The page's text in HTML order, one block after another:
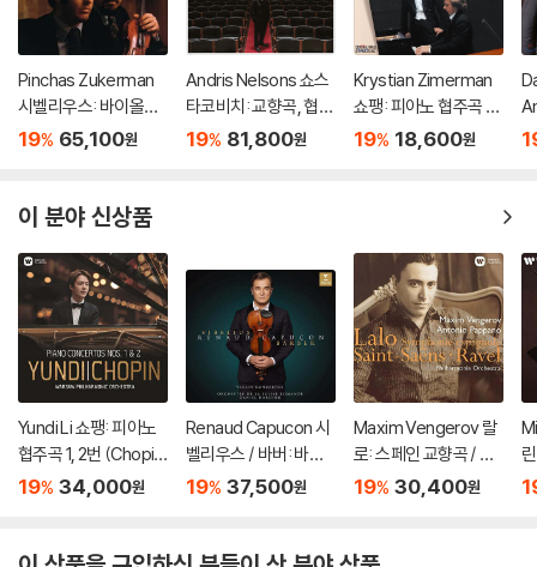
Pinchas Zukerman
시벨리우스: 바이올린
협주곡 / 베토벤: 로망
n: Romances For) [L
19% 65,100원
Andris Nelsons 쇼스
타코비치: 교향곡, 협주
곡 (Shostakovich: S
19% 81,800원
Krystian Zimerman
쇼팽: 피아노 협주곡 1,
2번 - 카를로 마리아 줄
19% 18,600원
r
이 분야 신상품
Yundi Li 쇼팽: 피아노
협주곡 1, 2번 (Chopin:
Piano Concertos O
19% 34,000원
Renaud Capucon 시
벨리우스 / 바버: 바이
올린 협주곡 (Sibelius
d]
19% 37,500원
Maxim Vengerov 랄
로: 스페인 교향곡 / 생
상스: 바이올린 협주곡
1 / Saint-Sans: Violin
19% 30,400원